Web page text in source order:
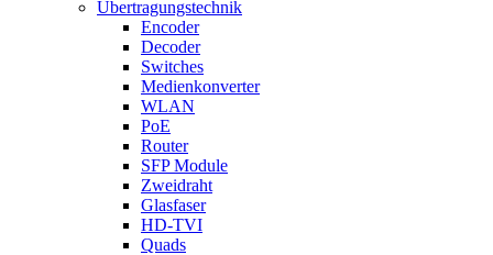
Übertragungstechnik
Encoder
Decoder
Switches
Medienkonverter
WLAN
PoE
Router
SFP Module
Zweidraht
Glasfaser
HD-TVI
Quads